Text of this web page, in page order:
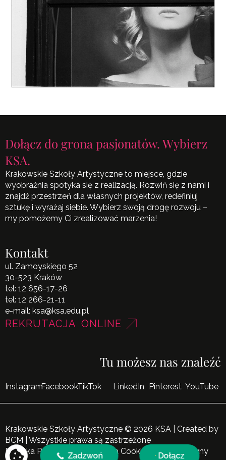
Dołącz do grona pasjonatów. Wybierz
KSA.
Krakowskie Szkoły Artystyczne to miejsce, gdzie
wyobraźnia spotyka się z realizacją. Rozwiń się z nami i
znajdź przestrzeń dla własnych projektów, redefiniuj
sztukę i wyrażaj siebie. Wybierz swoją drogę rozwoju –
my pomożemy Ci zrealizować marzenia!
Kontakt
ul. Zamoyskiego 52
30-523 Kraków
tel: 12 656-17-26
tel: 12 266-21-11
e-mail: ksa@ksa.edu.pl
REKRUTACJA ONLINE
Tu możesz nas znaleźć
InstagramFacebookTikTok LinkedIn Pinterest YouTube
Krakowskie Szkoły Artystyczne © 2026 KSA | Created by
BCM
| Wszystkie prawa są zastrzeżone
Polityka Prywatności
Polityka Cookies Mapa Witryny
Zadzwoń Dołącz